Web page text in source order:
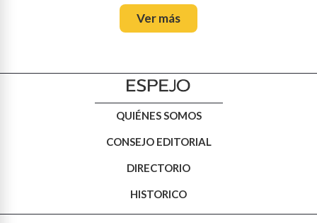
Ver más
QUIÉNES SOMOS
CONSEJO EDITORIAL
DIRECTORIO
HISTORICO